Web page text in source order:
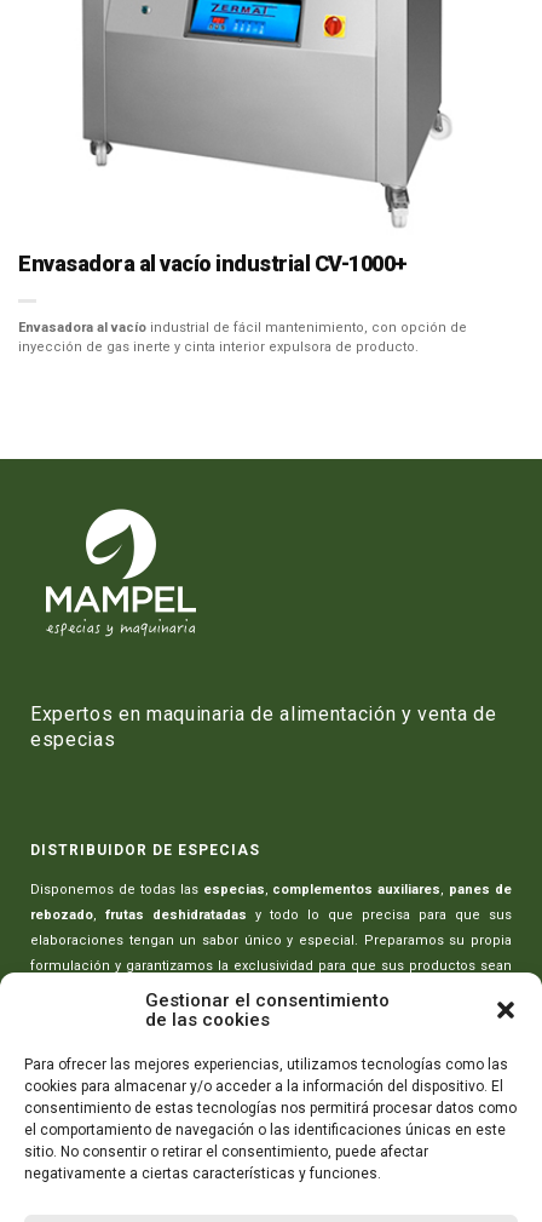
Gestionar el consentimiento
de las cookies
Para ofrecer las mejores experiencias, utilizamos tecnologías como las
cookies para almacenar y/o acceder a la información del dispositivo. El
consentimiento de estas tecnologías nos permitirá procesar datos como
el comportamiento de navegación o las identificaciones únicas en este
sitio. No consentir o retirar el consentimiento, puede afectar
negativamente a ciertas características y funciones.
Envasadora al vacío industrial CV-1000+
Envasadora al vacío industrial de fácil mantenimiento, con opción de
inyección de gas inerte y cinta interior expulsora de producto.
Expertos en maquinaria de alimentación y venta de
especias
DISTRIBUIDOR DE ESPECIAS
Disponemos de todas las especias, complementos auxiliares, panes de
rebozado, frutas deshidratadas y todo lo que precisa para que sus
elaboraciones tengan un sabor único y especial. Preparamos su propia
formulación y garantizamos la exclusividad para que sus productos sean
Toda la maquinaria necesaria para realizar sus elaboraciones:picadoras
de carne,amasadoras-mezcladoras, máquinas rellenado de embutidos,
máquinas de envasado,cortadoras de embutidosy todo lo que necesita
para que sus productos tengan la máxima calidad.